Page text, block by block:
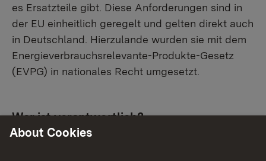
es Ersatzteile gibt. Diese Anforderungen sind in
der EU einheitlich geregelt und gelten direkt auch
in Deutschland. Hierzulande wurden sie mit dem
Energieverbrauchsrelevante-Produkte-Gesetz
(EVPG) in nationales Recht umgesetzt.
Wer ist verantwortlich?
About Cookies